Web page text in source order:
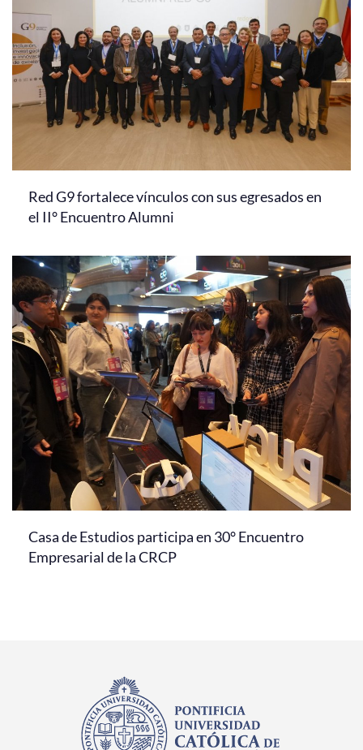
Red G9 fortalece vínculos con sus egresados en
el II° Encuentro Alumni
Casa de Estudios participa en 30° Encuentro
Empresarial de la CRCP